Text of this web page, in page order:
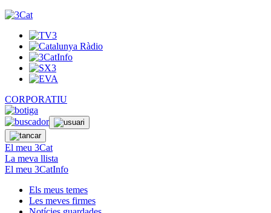
CORPORATIU
El meu 3Cat
La meva llista
El meu 3CatInfo
Els meus temes
Les meves firmes